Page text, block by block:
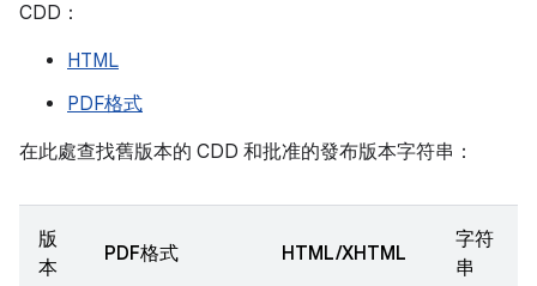
CDD：
HTML
PDF格式
在此處查找舊版本的 CDD 和批准的發布版本字符串：
版
本
PDF格式 HTML/XHTML
字符
串